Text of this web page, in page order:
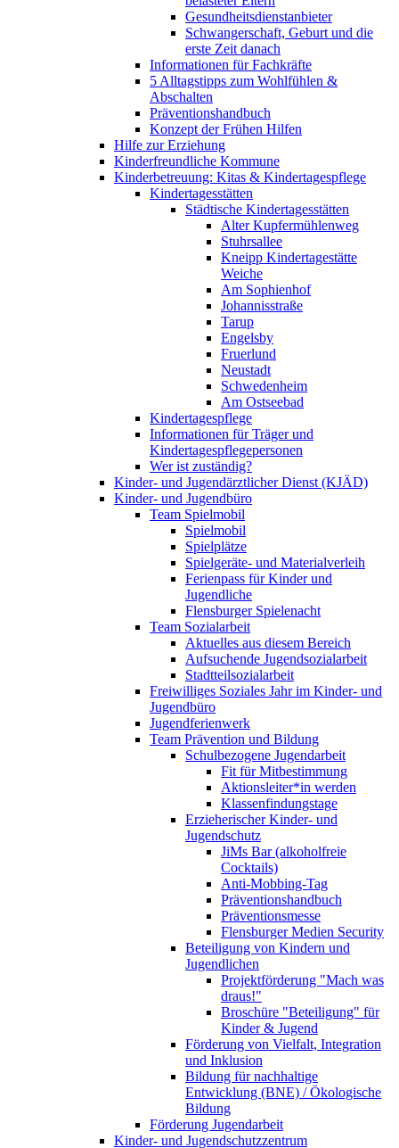
Gesundheitsdienstanbieter
Schwangerschaft, Geburt und die
erste Zeit danach
Informationen für Fachkräfte
5 Alltagstipps zum Wohlfühlen &
Abschalten
Präventionshandbuch
Konzept der Frühen Hilfen
Hilfe zur Erziehung
Kinderfreundliche Kommune
Kinderbetreuung: Kitas & Kindertagespflege
Kindertagesstätten
Städtische Kindertagesstätten
Alter Kupfermühlenweg
Stuhrsallee
Kneipp Kindertagestätte
Weiche
Am Sophienhof
Johannisstraße
Tarup
Engelsby
Fruerlund
Neustadt
Schwedenheim
Am Ostseebad
Kindertagespflege
Informationen für Träger und
Kindertagespflegepersonen
Wer ist zuständig?
Kinder- und Jugendärztlicher Dienst (KJÄD)
Kinder- und Jugendbüro
Team Spielmobil
Spielmobil
Spielplätze
Spielgeräte- und Materialverleih
Ferienpass für Kinder und
Jugendliche
Flensburger Spielenacht
Team Sozialarbeit
Aktuelles aus diesem Bereich
Aufsuchende Jugendsozialarbeit
Stadtteilsozialarbeit
Freiwilliges Soziales Jahr im Kinder- und
Jugendbüro
Jugendferienwerk
Team Prävention und Bildung
Schulbezogene Jugendarbeit
Fit für Mitbestimmung
Aktionsleiter*in werden
Klassenfindungstage
Erzieherischer Kinder- und
Jugendschutz
JiMs Bar (alkoholfreie
Cocktails)
Anti-Mobbing-Tag
Präventionshandbuch
Präventionsmesse
Flensburger Medien Security
Beteiligung von Kindern und
Jugendlichen
Projektförderung "Mach was
draus!"
Broschüre "Beteiligung" für
Kinder & Jugend
Förderung von Vielfalt, Integration
und Inklusion
Bildung für nachhaltige
Entwicklung (BNE) / Ökologische
Bildung
Förderung Jugendarbeit
Kinder- und Jugendschutzzentrum